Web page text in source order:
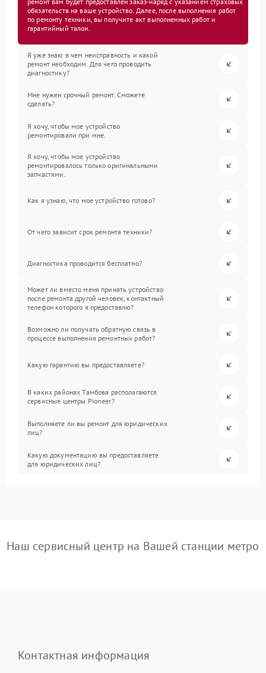
обязательств на ваше устройство. Далее, после выполнения работ
по ремонту техники, вы получите акт выполненных работ и
гарантийный талон.
Я уже знаю в чем неисправность и какой
ремонт необходим. Для чего проводить
диагностику?
Мне нужен срочный ремонт. Сможете
сделать?
Я хочу, чтобы мое устройство
ремонтировали при мне.
Я хочу, чтобы мое устройство
ремонтировалось только оригинальными
запчастями.
Как я узнаю, что мое устройство готово?
От чего зависит срок ремонта техники?
Диагностика проводится бесплатно?
Может ли вместо меня принять устройство
после ремонта другой человек, контактный
телефон которого я предоставлю?
Возможно ли получать обратную связь в
процессе выполнения ремонтных работ?
Какую гарантию вы предоставляете?
В каких районах Тамбова располагаются
сервисные центры Pioneer?
Выполняете ли вы ремонт для юридических
лиц?
Какую документацию вы предоставляете
для юридических лиц?
Наш сервисный центр на Вашей станции метро
Контактная информация